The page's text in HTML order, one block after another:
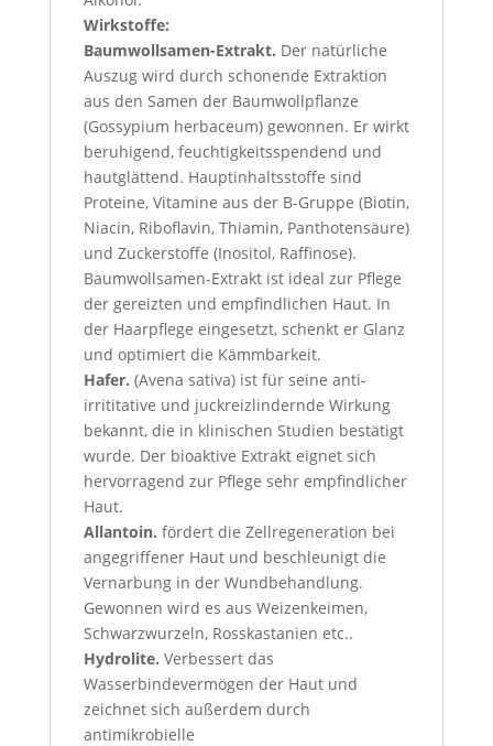
Wirkstoffe:
Baumwollsamen-Extrakt. Der natürliche
Auszug wird durch schonende Extraktion
aus den Samen der Baumwollpflanze
(Gossypium herbaceum) gewonnen. Er wirkt
beruhigend, feuchtigkeitsspendend und
hautglättend. Hauptinhaltsstoffe sind
Proteine, Vitamine aus der B-Gruppe (Biotin,
Niacin, Riboflavin, Thiamin, Panthotensäure)
und Zuckerstoffe (Inositol, Raffinose).
Baumwollsamen-Extrakt ist ideal zur Pflege
der gereizten und empfindlichen Haut. In
der Haarpflege eingesetzt, schenkt er Glanz
und optimiert die Kämmbarkeit.
Hafer. (Avena sativa) ist für seine anti-
irrititative und juckreizlindernde Wirkung
bekannt, die in klinischen Studien bestätigt
wurde. Der bioaktive Extrakt eignet sich
hervorragend zur Pflege sehr empfindlicher
Haut.
Allantoin. fördert die Zellregeneration bei
angegriffener Haut und beschleunigt die
Vernarbung in der Wundbehandlung.
Gewonnen wird es aus Weizenkeimen,
Schwarzwurzeln, Rosskastanien etc..
Hydrolite. Verbessert das
Wasserbindevermögen der Haut und
zeichnet sich außerdem durch
antimikrobielle